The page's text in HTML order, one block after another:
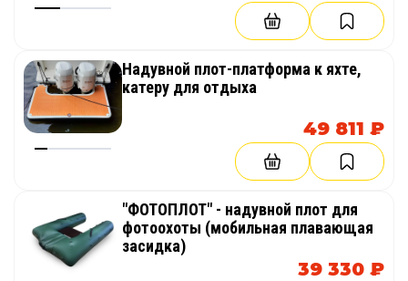
Надувной плот-платформа к яхте,
катеру для отдыха
49 811 ₽
"ФОТОПЛОТ" - надувной плот для
фотоохоты (мобильная плавающая
засидка)
39 330 ₽